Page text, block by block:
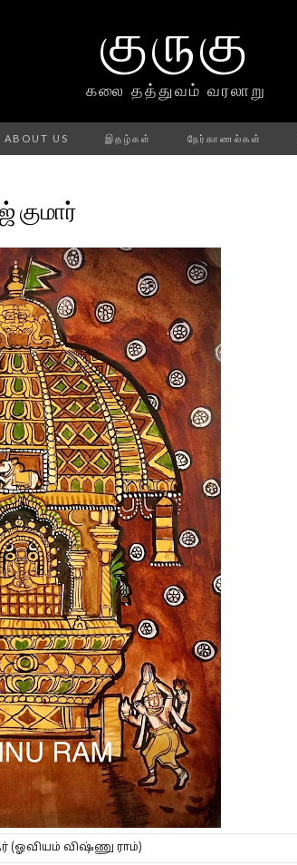
குருகு
கலை தத்துவம் வரலாறு
ABOUT US இதழ்கள் நேர்காணல்கள்
குமார்
(ஓவியம் விஷ்ணு ராம்)